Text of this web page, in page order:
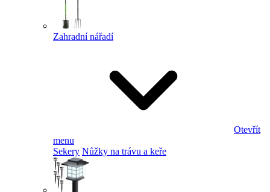
Zahradní nářadí
Otevřít
menu
Sekery Nůžky na trávu a keře